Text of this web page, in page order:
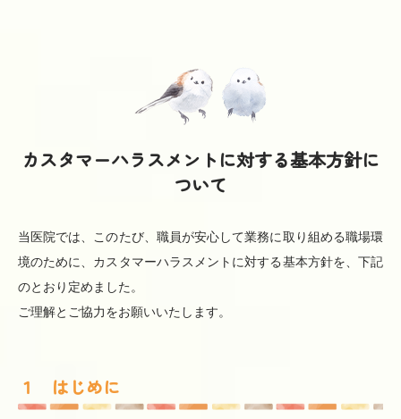
カスタマーハラスメントに対する基本方針に
ついて
当医院では、このたび、職員が安心して業務に取り組める職場環
境のために、カスタマーハラスメントに対する基本方針を、下記
のとおり定めました。
ご理解とご協力をお願いいたします。
１ はじめに